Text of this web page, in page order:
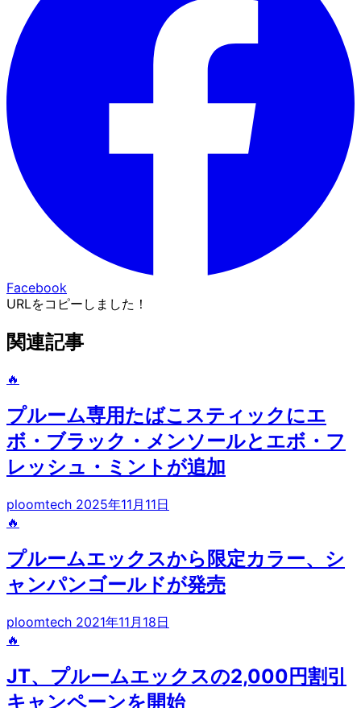
Facebook
URLをコピーしました！
関連記事
🔥
プルーム専用たばこスティックにエ
ボ・ブラック・メンソールとエボ・フ
レッシュ・ミントが追加
ploomtech 2025年11月11日
🔥
プルームエックスから限定カラー、シ
ャンパンゴールドが発売
ploomtech 2021年11月18日
🔥
JT、プルームエックスの2,000円割引
キャンペーンを開始